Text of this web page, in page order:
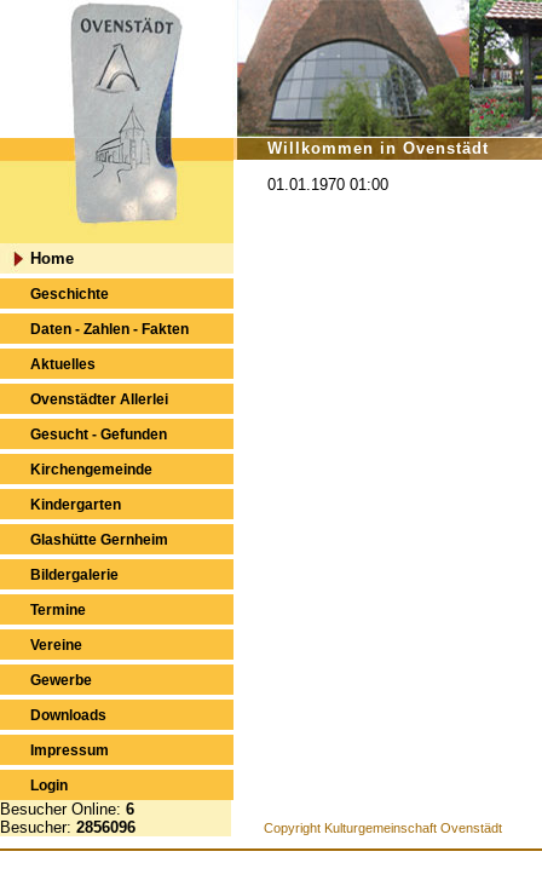
Willkommen in Ovenstädt
Home
Geschichte
Daten - Zahlen - Fakten
Aktuelles
Ovenstädter Allerlei
Gesucht - Gefunden
Kirchengemeinde
Kindergarten
Glashütte Gernheim
Bildergalerie
Termine
Vereine
Gewerbe
Downloads
Impressum
Login
01.01.1970 01:00
Besucher Online: 6
Besucher: 2856096 Copyright Kulturgemeinschaft Ovenstädt